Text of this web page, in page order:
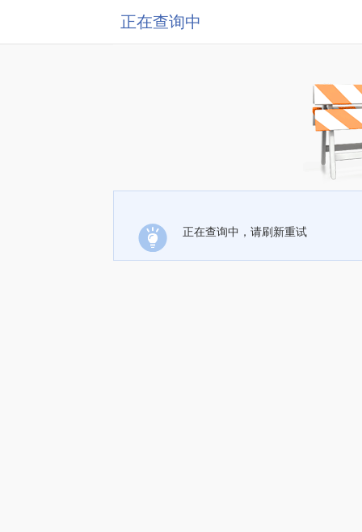
正在查询中
正在查询中，请刷新重试